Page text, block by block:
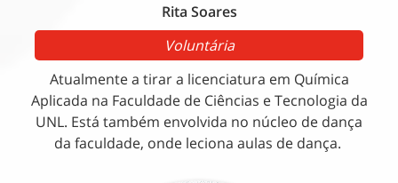
Rita Soares
Voluntária
Atualmente a tirar a licenciatura em Química
Aplicada na Faculdade de Ciências e Tecnologia da
UNL. Está também envolvida no núcleo de dança
da faculdade, onde leciona aulas de dança.